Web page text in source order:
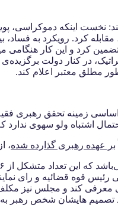
نخست اینکه
مقابله کرد. رویکرد به
کرد و این کار
در کنار دولت
مطلق معتبر اعلام کند.
زمینه تحقق رهبری
اشتباه ولو سهوی ندارد
بر عهده رهبری گذارده شده،
رئیس قوه قضائیه و رای
معرفی کند و مجلس نیز
به شکل ۱۲ نفر بر کرسی تصمیم گیری